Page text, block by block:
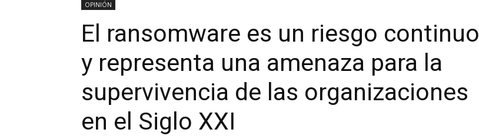
OPINIÓN
El ransomware es un riesgo continuo
y representa una amenaza para la
supervivencia de las organizaciones
en el Siglo XXI